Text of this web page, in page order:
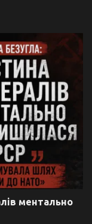
ментально